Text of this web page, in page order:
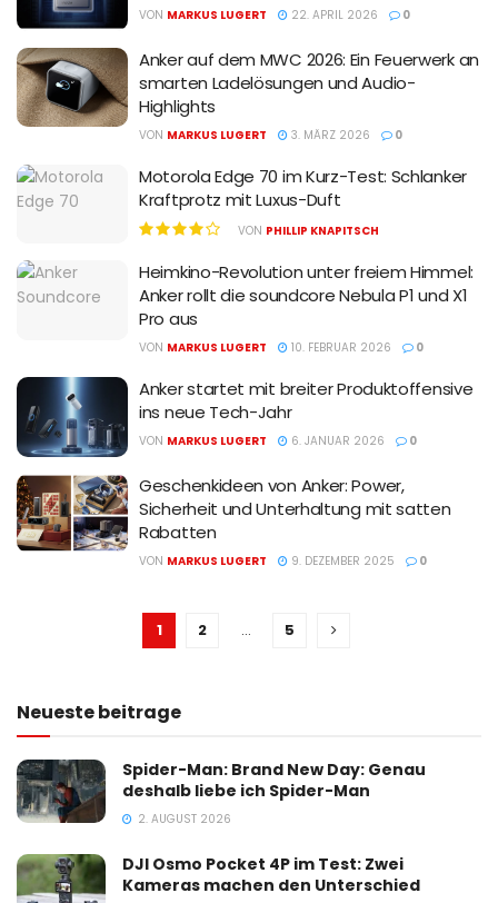
VON MARKUS LUGERT 22. APRIL 2026 0
Anker auf dem MWC 2026: Ein Feuerwerk an
smarten Ladelösungen und Audio-
Highlights
VON MARKUS LUGERT 3. MÄRZ 2026 0
Motorola Edge 70 im Kurz-Test: Schlanker
Kraftprotz mit Luxus-Duft
VON PHILLIP KNAPITSCH
Heimkino-Revolution unter freiem Himmel:
Anker rollt die soundcore Nebula P1 und X1
Pro aus
VON MARKUS LUGERT 10. FEBRUAR 2026 0
Anker startet mit breiter Produktoffensive
ins neue Tech-Jahr
VON MARKUS LUGERT 6. JANUAR 2026 0
Geschenkideen von Anker: Power,
Sicherheit und Unterhaltung mit satten
Rabatten
VON MARKUS LUGERT 9. DEZEMBER 2025 0
1 2 … 5
Neueste beitrage
Spider-Man: Brand New Day: Genau
deshalb liebe ich Spider-Man
2. AUGUST 2026
DJI Osmo Pocket 4P im Test: Zwei
Kameras machen den Unterschied